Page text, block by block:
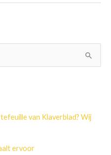
van Klaverblad? Wij
ervoor